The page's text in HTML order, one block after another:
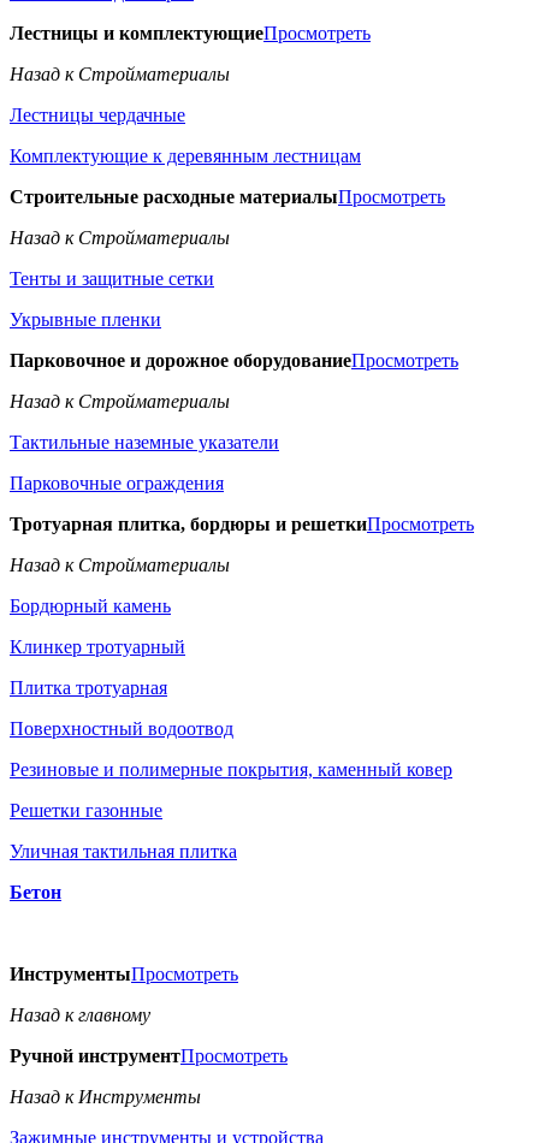
Лестницы и комплектующиеПросмотреть
Назад к Стройматериалы
Лестницы чердачные
Комплектующие к деревянным лестницам
Строительные расходные материалыПросмотреть
Назад к Стройматериалы
Тенты и защитные сетки
Укрывные пленки
Парковочное и дорожное оборудованиеПросмотреть
Назад к Стройматериалы
Тактильные наземные указатели
Парковочные ограждения
Тротуарная плитка, бордюры и решеткиПросмотреть
Назад к Стройматериалы
Бордюрный камень
Клинкер тротуарный
Плитка тротуарная
Поверхностный водоотвод
Резиновые и полимерные покрытия, каменный ковер
Решетки газонные
Уличная тактильная плитка
Бетон
ИнструментыПросмотреть
Назад к главному
Ручной инструментПросмотреть
Назад к Инструменты
Зажимные инструменты и устройства